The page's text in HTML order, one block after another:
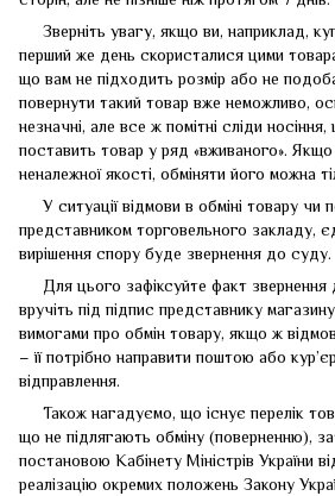
Зверніть увагу, якщо ви, наприклад,
перший же день скористалися цими
що вам не підходить розмір або не
повернути такий товар вже неможливо,
незначні, але все ж помітні сліди
поставить товар у ряд «вживаного».
неналежної якості, обміняти його можна
У ситуації відмови в обміні товару чи
представником торговельного закладу,
вирішення спору буде звернення до суду.
Для цього зафіксуйте факт звернення
вручіть під підпис представнику
вимогами про обмін товару, якщо ж
– її потрібно направити поштою або
відправлення.
Також нагадуємо, що існує перелік
що не підлягають обміну (поверненню),
постановою Кабінету Міністрів України
реалізацію окремих положень Закону